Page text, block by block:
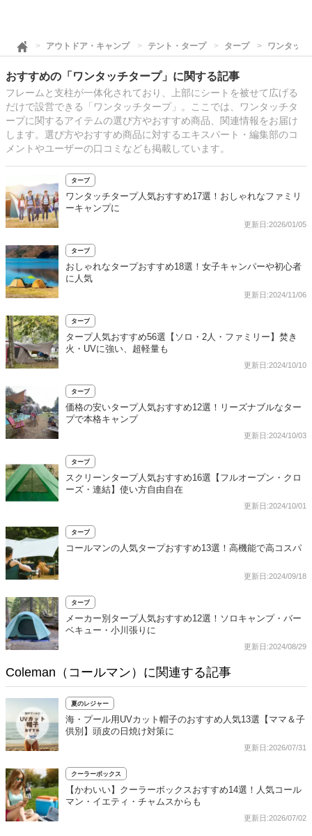
アウトドア・キャンプ テント・タープ タープ ワンタッチ
おすすめの「ワンタッチタープ」に関する記事
フレームと支柱が一体化されており、上部にシートを被せて広げる
だけで設営できる「ワンタッチタープ」。ここでは、ワンタッチタ
ープに関するアイテムの選び方やおすすめ商品、関連情報をお届け
します。選び方やおすすめ商品に対するエキスパート・編集部のコ
メントやユーザーの口コミなども掲載しています。
タープ
ワンタッチタープ人気おすすめ17選！おしゃれなファミリ
ーキャンプに
更新日:2026/01/05
タープ
おしゃれなタープおすすめ18選！女子キャンパーや初心者
に人気
更新日:2024/11/06
タープ
タープ人気おすすめ56選【ソロ・2人・ファミリー】焚き
火・UVに強い、超軽量も
更新日:2024/10/10
タープ
価格の安いタープ人気おすすめ12選！リーズナブルなター
プで本格キャンプ
更新日:2024/10/03
タープ
スクリーンタープ人気おすすめ16選【フルオープン・クロ
ーズ・連結】使い方自由自在
更新日:2024/10/01
タープ
コールマンの人気タープおすすめ13選！高機能で高コスパ
更新日:2024/09/18
タープ
メーカー別タープ人気おすすめ12選！ソロキャンプ・バー
ベキュー・小川張りに
更新日:2024/08/29
Coleman（コールマン）に関連する記事
夏のレジャー
海・プール用UVカット帽子のおすすめ人気13選【ママ＆子
供別】頭皮の日焼け対策に
更新日:2026/07/31
クーラーボックス
【かわいい】クーラーボックスおすすめ14選！人気コール
マン・イエティ・チャムスからも
更新日:2026/07/02